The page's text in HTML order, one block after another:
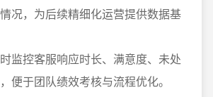
况，为后续精细化运营提供数据基
监控客服响应时长、满意度、未处
便于团队绩效考核与流程优化。